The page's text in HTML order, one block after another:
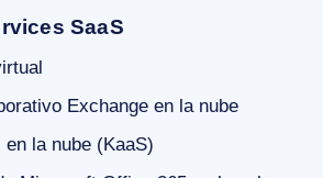
SaaS
Exchange en la nube
en la nube (KaaS)